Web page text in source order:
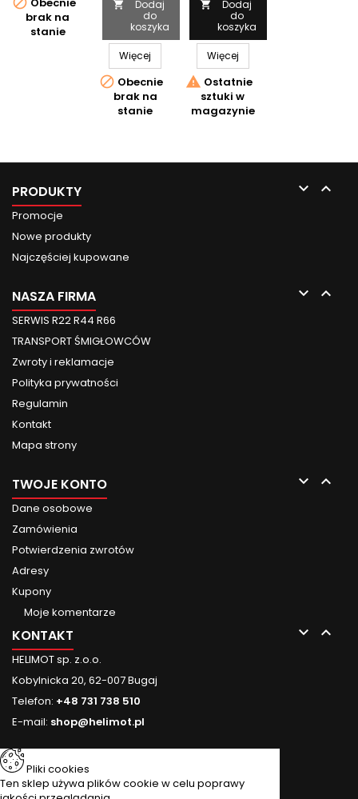
Obecnie
brak na
stanie

Dodaj
do
koszyka
Więcej
 Obecnie
brak na
stanie

Dodaj
do
koszyka
Więcej
 Ostatnie
sztuki w
magazynie
PRODUKTY  
Promocje
Nowe produkty
Najczęściej kupowane
NASZA FIRMA  
SERWIS R22 R44 R66
TRANSPORT ŚMIGŁOWCÓW
Zwroty i reklamacje
Polityka prywatności
Regulamin
Kontakt
Mapa strony
TWOJE KONTO  
Dane osobowe
Zamówienia
Potwierdzenia zwrotów
Adresy
Kupony
Moje komentarze
KONTAKT  
HELIMOT sp. z.o.o.
Kobylnicka 20, 62-007 Bugaj
Telefon: +48 731 738 510
E-mail: shop@helimot.pl
Pliki cookies
Ten sklep używa plików cookie w celu poprawy